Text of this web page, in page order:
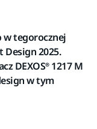
tegorocznej
Design 2025.
DEXOS® 1217 M
w tym